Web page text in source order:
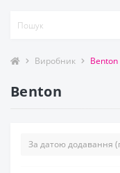
Виробник Benton
Benton